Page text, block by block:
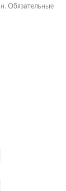
Обязательные